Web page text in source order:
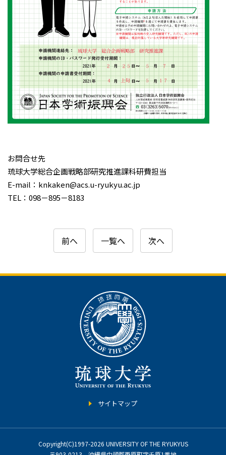
お問合せ先
琉球大学総合企画戦略部研究推進課科研費担当
E-mail：knkaken@acs.u-ryukyu.ac.jp
TEL：098－895－8183
前へ 一覧へ 次へ
サイトマップ
Copyright(C)1997-2026 UNIVERSITY OF THE RYUKYUS